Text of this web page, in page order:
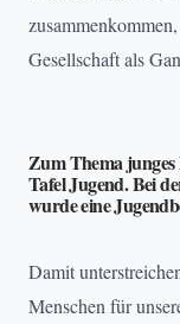
Gesellschaft als
Zum Thema junges
Tafel Jugend. Bei
wurde eine
Damit
Menschen für